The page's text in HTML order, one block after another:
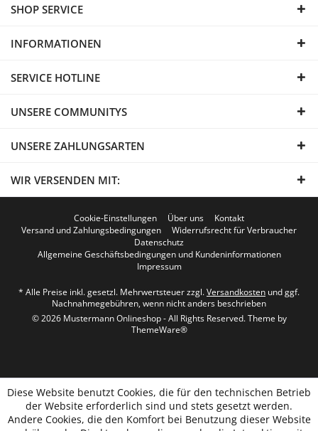
SHOP SERVICE
INFORMATIONEN
SERVICE HOTLINE
UNSERE COMMUNITYS
UNSERE ZAHLUNGSARTEN
WIR VERSENDEN MIT:
Cookie-Einstellungen Über uns
Kontakt
Versand und Zahlungsbedingungen
Widerrufsrecht für Verbraucher
Datenschutz
Allgemeine Geschäftsbedingungen und Kundeninformationen
Impressum
* Alle Preise inkl. gesetzl. Mehrwertsteuer zzgl.Versandkosten und ggf.
Nachnahmegebühren, wenn nicht anders beschrieben
© 2026 Mustermann Onlineshop - All Rights Reserved. Theme by
ThemeWare®
Diese Website benutzt Cookies, die für den technischen Betrieb
der Website erforderlich sind und stets gesetzt werden.
Andere Cookies, die den Komfort bei Benutzung dieser Website